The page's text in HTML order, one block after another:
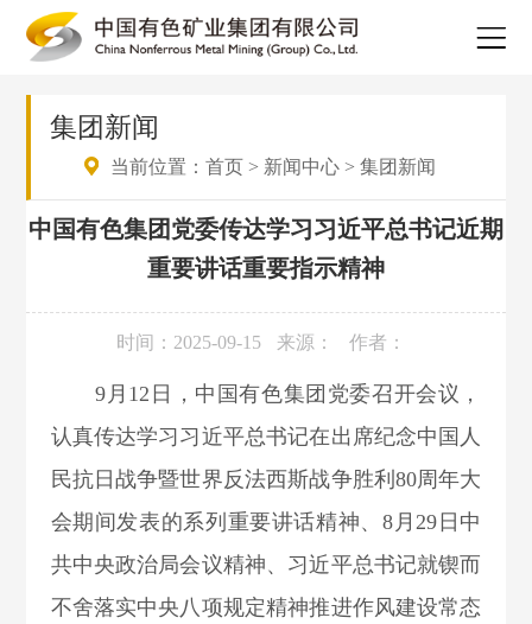
集团新闻
当前位置：首页 > 新闻中心 >集团新闻
中国有色集团党委传达学习习近平总书记近期
重要讲话重要指示精神
时间：2025-09-15 来源： 作者：
9 月 12 日，中国有色集团党委召开会议，
认真传达学习习近平总书记在出席纪念中国人
民抗日战争暨世界反法西斯战争胜利80周年大
会期间发表的系列重要讲话精神、 8月29日中
共中央政治局会议精神、 习近平总书记就锲而
不舍落实中央八项规定精神推进作风建设常态